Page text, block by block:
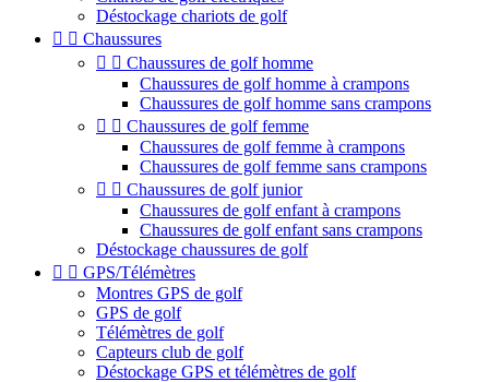
Déstockage chariots de golf
  Chaussures
  Chaussures de golf homme
Chaussures de golf homme à crampons
Chaussures de golf homme sans crampons
  Chaussures de golf femme
Chaussures de golf femme à crampons
Chaussures de golf femme sans crampons
  Chaussures de golf junior
Chaussures de golf enfant à crampons
Chaussures de golf enfant sans crampons
Déstockage chaussures de golf
  GPS/Télémètres
Montres GPS de golf
GPS de golf
Télémètres de golf
Capteurs club de golf
Déstockage GPS et télémètres de golf